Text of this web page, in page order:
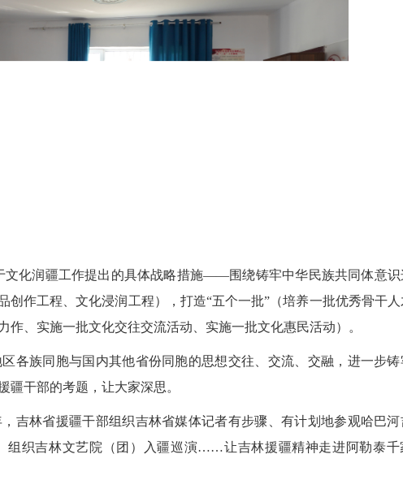
化润疆工作提出的具体战略措施——围绕铸牢中华民族共同体意识
创作工程、文化浸润工程），打造“五个一批”（培养一批优秀骨干
、实施一批文化交往交流活动、实施一批文化惠民活动）。
族同胞与国内其他省份同胞的思想交往、交流、交融，进一步铸
疆干部的考题，让大家深思。
林省援疆干部组织吉林省媒体记者有步骤、有计划地参观哈巴河
组织吉林文艺院（团）入疆巡演……让吉林援疆精神走进阿勒泰千